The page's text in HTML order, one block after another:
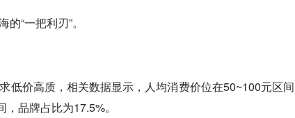
“一把利刃”。
低价高质，相关数据显示，人均消费价位在50~100元区间
品牌占比为17.5%。